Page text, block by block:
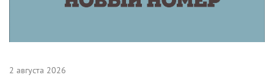
2 августа 2026